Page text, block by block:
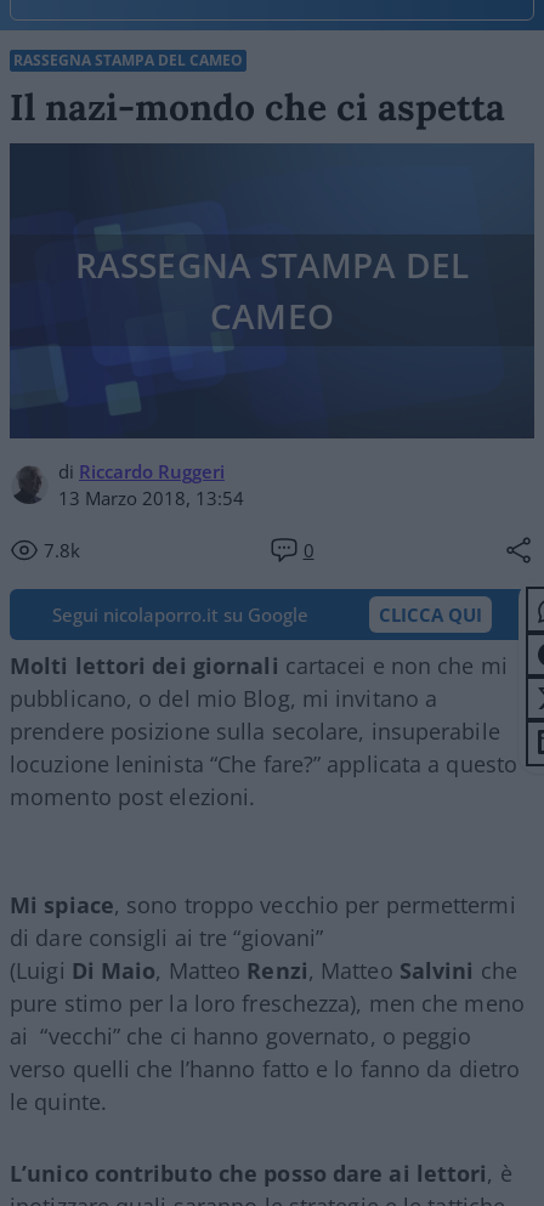
RASSEGNA STAMPA DEL CAMEO
Il nazi-mondo che ci aspetta
di Riccardo Ruggeri
13 Marzo 2018, 13:54
7.8k 0
RASSEGNA STAMPA DEL
CAMEO
Segui nicolaporro.it su Google CLICCA QUI
Molti lettori dei giornali cartacei e non che mi
pubblicano, o del mio Blog, mi invitano a
prendere posizione sulla secolare, insuperabile
locuzione leninista “Che fare?” applicata a questo
momento post elezioni.
Mi spiace, sono troppo vecchio per permettermi
di dare consigli ai tre “giovani”
(Luigi Di Maio, Matteo Renzi, Matteo Salvini che
pure stimo per la loro freschezza), men che meno
ai “vecchi” che ci hanno governato, o peggio
verso quelli che l’hanno fatto e lo fanno da dietro
le quinte.
L’unico contributo che posso dare ai lettori, è